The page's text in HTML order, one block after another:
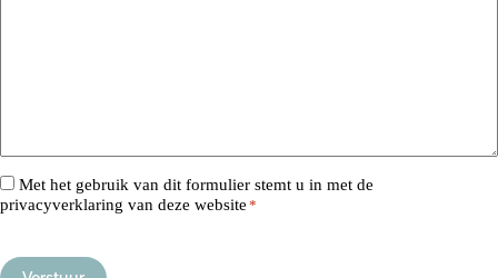
Consent
*
Met het gebruik van dit formulier stemt u in met de
privacyverklaring van deze website *